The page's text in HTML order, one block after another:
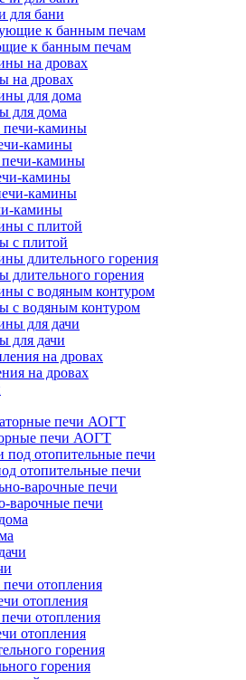
для бани
к банным печам
на дровах
для дома
камины
камины
камины
с плитой
длительного горения
с водяным контуром
для дачи
на дровах
печи АОГТ
отопительные печи
варочные печи
отопления
отопления
горения